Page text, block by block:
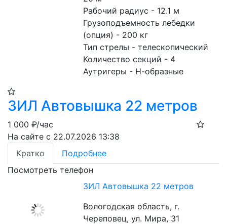
Рабочий радиус - 12.1 м
Грузоподъемность лебедки
(опция) - 200 кг
Тип стрелы - телескопический
Количество секций - 4
Аутригеры - Н-образные
ЗИЛ Автовышка 22 метров
1 000 ₽/час
На сайте с 22.07.2026 13:38
Кратко
Подробнее
Посмотреть телефон
ЗИЛ Автовышка 22 метров
Вологодская область, г.
Череповец, ул. Мира, 31